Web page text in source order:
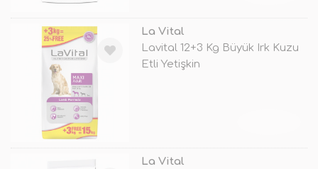
La Vital
Lavital 12+3 Kg Büyük Irk Kuzu
Etli Yetişkin
La Vital